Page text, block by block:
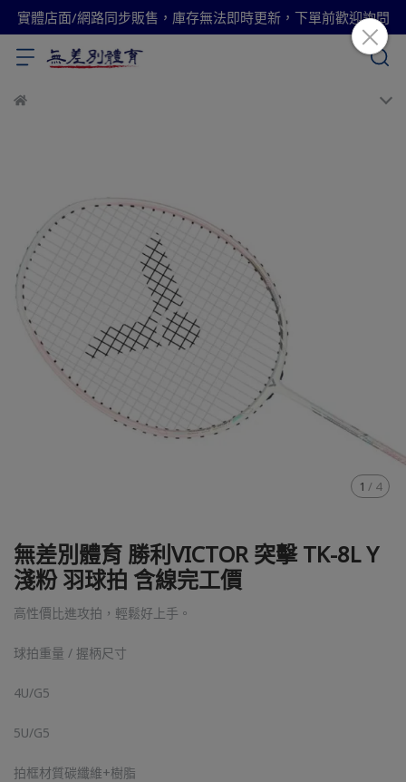
實體店面/網路同步販售，庫存無法即時更新，下單前歡迎詢問
1 / 4
無差別體育 勝利VICTOR 突擊 TK-8L Y
淺粉 羽球拍 含線完工價
高性價比進攻拍，輕鬆好上手。
球拍重量 / 握柄尺寸
4U/G5
5U/G5
拍框材質碳纖維+樹脂